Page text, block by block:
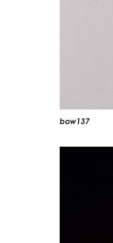
bow137